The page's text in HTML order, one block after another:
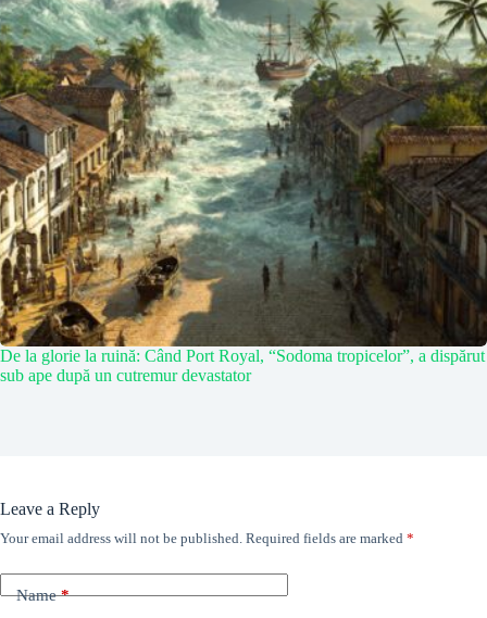
De la glorie la ruină: Când Port Royal, “Sodoma tropicelor”, a dispărut
sub ape după un cutremur devastator
Leave a Reply
Your email address will not be published. Required fields are marked *
Name*